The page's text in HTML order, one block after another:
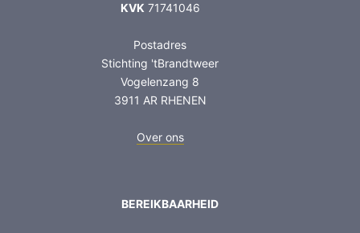
KVK 71741046
Postadres
Stichting 'tBrandtweer
Vogelenzang 8
3911 AR RHENEN
Over ons
BEREIKBAARHEID